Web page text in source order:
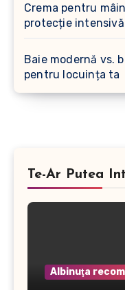
Crema pentru
protecție intensivă
Baie modernă vs.
pentru locuința ta
Te-Ar Putea
Albinuţa